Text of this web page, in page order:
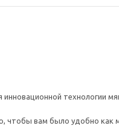
технологии
чтобы вам было удобно